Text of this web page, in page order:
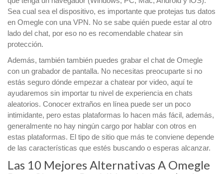
Sea cual sea el dispositivo, es importante que protejas tus datos
en Omegle con una VPN. No se sabe quién puede estar al otro
lado del chat, por eso no es recomendable chatear sin
protección.
Además, también también puedes grabar el chat de Omegle
con un grabador de pantalla. No necesitas preocuparte si no
estás seguro dónde empezar a chatear por video, aquí te
ayudaremos sin importar tu nivel de experiencia en chats
aleatorios. Conocer extraños en línea puede ser un poco
intimidante, pero estas plataformas lo hacen más fácil, además,
generalmente no hay ningún cargo por hablar con otros en
estas plataformas. El tipo de sitio que más te conviene depende
de las características que estés buscando o esperas alcanzar.
Las 10 Mejores Alternativas A Omegle